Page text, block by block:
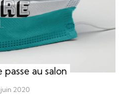
passe au salon
juin 2020